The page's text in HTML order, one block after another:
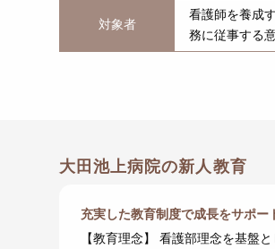
対象者
看護師を養成
務に従事する
大田池上病院の新人教育
充実した教育制度で成長をサポー
【教育理念】 看護部理念を基盤